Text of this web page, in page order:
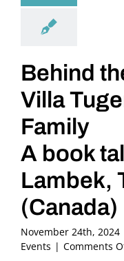
Behind
Villa
Family
A book
Lambek,
(Canada)
November 24th, 2024
Events | Comments